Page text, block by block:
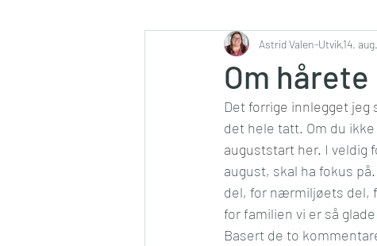
Gode tanker Engasjement
Gode venner Husmor på vift
Konkurranse Jul Mål
Romantikk Samfunn
Om
Astrid Valen-Utvik14.
Det forrige innlegget jeg
det hele tatt. Om du
auguststart her. I veldig
august, skal ha fokus
del, for nærmiljøets del,
for familien vi er så
Basert de to